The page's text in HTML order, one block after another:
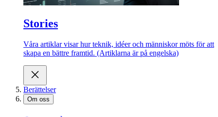
Stories
Våra artiklar visar hur teknik, idéer och människor möts för att
skapa en bättre framtid. (Artiklarna är på engelska)
Berättelser
Om oss